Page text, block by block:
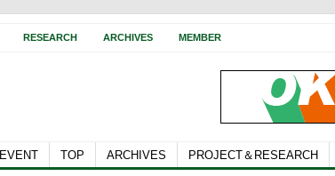
RESEARCH ARCHIVES MEMBER
EVENT TOP ARCHIVES PROJECT＆RESEARCH